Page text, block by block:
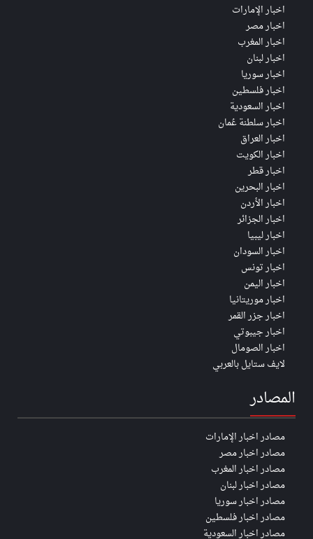
اخبار الإمارات
اخبار مصر
اخبار المغرب
اخبار لبنان
اخبار سوريا
اخبار فلسطين
اخبار السعودية
اخبار سلطنة عُمان
اخبار العراق
اخبار الكويت
اخبار قطر
اخبار البحرين
اخبار الأردن
اخبار الجزائر
اخبار ليبيا
اخبار السودان
اخبار تونس
اخبار اليمن
اخبار موريتانيا
اخبار جزر القمر
اخبار جيبوتي
اخبار الصومال
لايف ستايل بالعربي
المصادر
مصادر اخبار الإمارات
مصادر اخبار مصر
مصادر اخبار المغرب
مصادر اخبار لبنان
مصادر اخبار سوريا
مصادر اخبار فلسطين
مصادر اخبار السعودية